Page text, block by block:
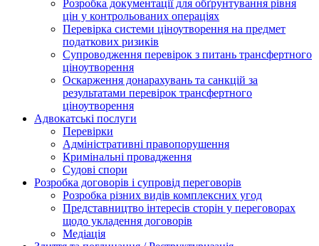
Розробка документації для обґрунтування рівня
цін у контрольованих операціях
Перевірка системи ціноутворення на предмет
податкових ризиків
Супроводження перевірок з питань трансфертного
ціноутворення
Оскарження донарахувань та санкцій за
результатами перевірок трансфертного
ціноутворення
Адвокатські послуги
Перевірки
Адміністративні правопорушення
Кримінальні провадження
Судові спори
Розробка договорів і супровід переговорів
Розробка різних видів комплексних угод
Представництво інтересів сторін у переговорах
щодо укладення договорів
Медіація